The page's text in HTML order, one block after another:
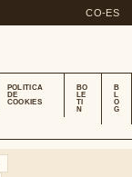
CO-ES
POLITICA
DE
COOKIES
BO
LE
TI
N
B
L
O
G